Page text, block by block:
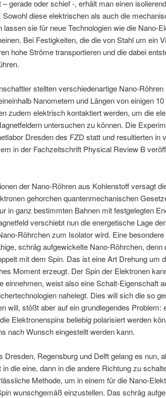
gerade oder schief -, erhält man einen
Sowohl diese elektrischen als auch die
lassen sie für neue Technologien wie die Nano-
Bei Festigkeiten, die die von Stahl um ein
hohe Ströme transportieren und die dabei
stellten verschiedenartige Nano-Röhren
Nanometern und Längen von einigen
zudem elektrisch kontaktiert werden, um die
untersuchen zu können. Die
Dresden des FZD statt und resultierten in
in der Fachzeitschrift Physical Review B
der Nano-Röhren aus Kohlenstoff versagt
gehorchen quantenmechanischen
in ganz bestimmten Bahnen mit festgelegten
verschiebt nun die energetische Lage
Röhrchen zum Isolator wird. Eine besondere
schräg aufgewickelte Nano-Röhrchen, denn
mit dem Spin. Das ist eine Art Drehung um
Moment erzeugt. Der Spin der Elektronen
einnehmen, weist also eine Schalt-Eigenschaft
nahelegt. Dies will sich die so
will, stößt aber auf ein grundlegendes Problem:
Elektronenspins beliebig polarisiert werden
nach Wunsch eingestellt werden kann.
Dresden, Regensburg und Delft gelang es nun,
die eine, dann in die andere Richtung zu
Methode, um in einem für die Nano-
wunschgemäß einzustellen. Das schräg